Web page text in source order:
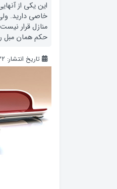
این یکی از
خاصی دارید.
منازل قرار
حکم همان مبل
تاریخ انتشار: ۱۱:۳۲ - پنجشنبه ۱۳۹۲/۰۵/۲۴